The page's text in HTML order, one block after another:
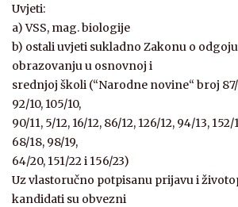
Uvjeti:
a) VSS, mag. biologije
b) ostali uvjeti sukladno Zakonu o
obrazovanju u osnovnoj i
srednjoj školi (“Narodne novine“ broj
92/10, 105/10,
90/11, 5/12, 16/12, 86/12, 126/12, 94/13, 152/
68/18, 98/19,
64/20, 151/22 i 156/23)
Uz vlastoručno potpisanu prijavu i
kandidati su obvezni